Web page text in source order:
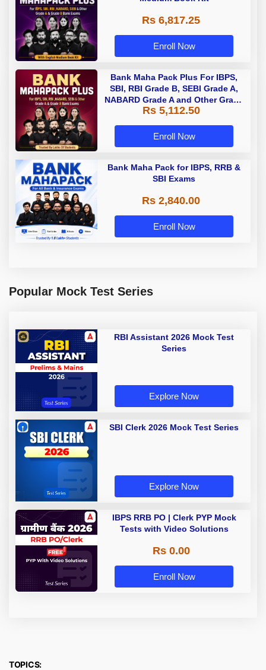
Rs 6,817.25
Enroll Now
Bank Maha Pack Plus For IBPS,
SBI, RBI Grade B, SEBI Grade A,
NABARD Grade A and Other Grade
A & Grade B Bank Exams
Rs 5,112.50
Enroll Now
Bank Maha Pack for IBPS, RRB &
SBI Exams
Rs 2,840.00
Enroll Now
Popular Mock Test Series
RBI Assistant 2026 Mock Test
Series
Explore Now
SBI Clerk 2026 Mock Test Series
Explore Now
IBPS RRB PO | Clerk PYP Mock
Tests with Video Solutions
Rs 0.00
Enroll Now
TOPICS: